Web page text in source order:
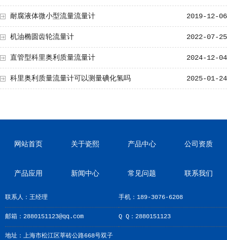
2019-12-06
耐腐液体微小型流量流量计
2022-07-25
机油椭圆齿轮流量计
2024-12-04
直管型科里奥利质量流量计
2025-01-24
科里奥利质量流量计可以测量碘化氢吗
网站首页 关于瓷熙 产品中心 公司资质
产品应用 新闻中心 常见问题 联系我们
联系人：王经理 手机：189-3076-6208
邮箱：2880151123@qq.com Q Q：2880151123
地址：上海市松江区莘砖公路668号双子